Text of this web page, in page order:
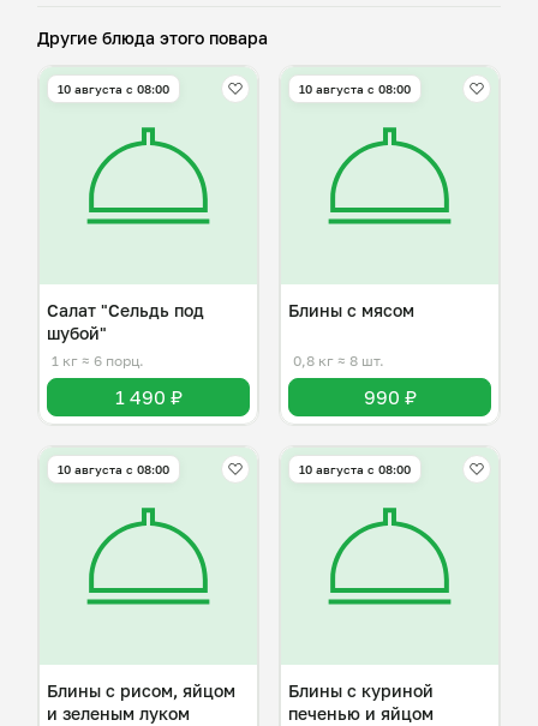
Другие блюда этого повара
10 августа с 08:00
Салат "Сельдь под
шубой"
1 кг ≈ 6 порц.
1 490 ₽
10 августа с 08:00
Блины с мясом
0,8 кг ≈ 8 шт.
990 ₽
10 августа с 08:00
Блины с рисом, яйцом
и зеленым луком
10 августа с 08:00
Блины с куриной
печенью и яйцом